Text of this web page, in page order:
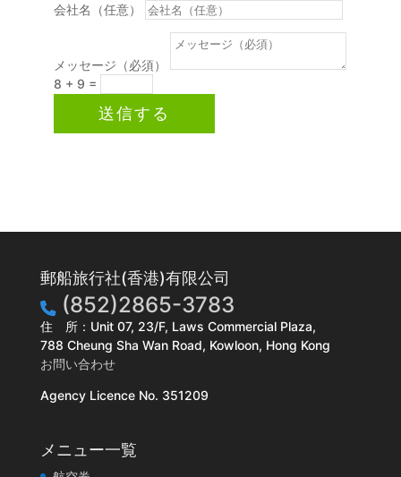
会社名（任意）
メッセージ（必須）
8 + 9 =
送信する
郵船旅行社(香港)有限公司
(852)2865-3783
住 所：Unit 07, 23/F, Laws Commercial Plaza,
788 Cheung Sha Wan Road, Kowloon, Hong Kong
お問い合わせ
Agency Licence No. 351209
メニュー一覧